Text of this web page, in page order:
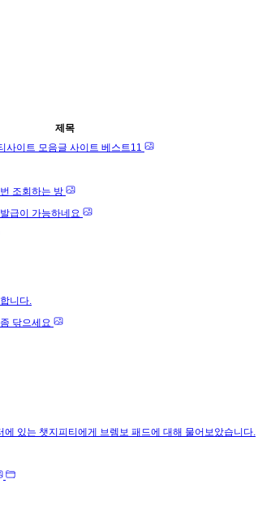
제목
사이트 모음글 사이트 베스트11
조회하는 방
급이 가능하네요
니다.
닦으세요
있는 챗지피티에게 브렘보 패드에 대해 물어보았습니다.